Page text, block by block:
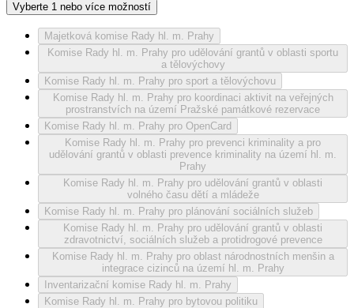
Vyberte 1 nebo více možností
Majetková komise Rady hl. m. Prahy
Komise Rady hl. m. Prahy pro udělování grantů v oblasti sportu
a tělovýchovy
Komise Rady hl. m. Prahy pro sport a tělovýchovu
Komise Rady hl. m. Prahy pro koordinaci aktivit na veřejných
prostranstvích na území Pražské památkové rezervace
Komise Rady hl. m. Prahy pro OpenCard
Komise Rady hl. m. Prahy pro prevenci kriminality a pro
udělování grantů v oblasti prevence kriminality na území hl. m.
Prahy
Komise Rady hl. m. Prahy pro udělování grantů v oblasti
volného času dětí a mládeže
Komise Rady hl. m. Prahy pro plánování sociálních služeb
Komise Rady hl. m. Prahy pro udělování grantů v oblasti
zdravotnictví, sociálních služeb a protidrogové prevence
Komise Rady hl. m. Prahy pro oblast národnostních menšin a
integrace cizinců na území hl. m. Prahy
Inventarizační komise Rady hl. m. Prahy
Komise Rady hl. m. Prahy pro bytovou politiku